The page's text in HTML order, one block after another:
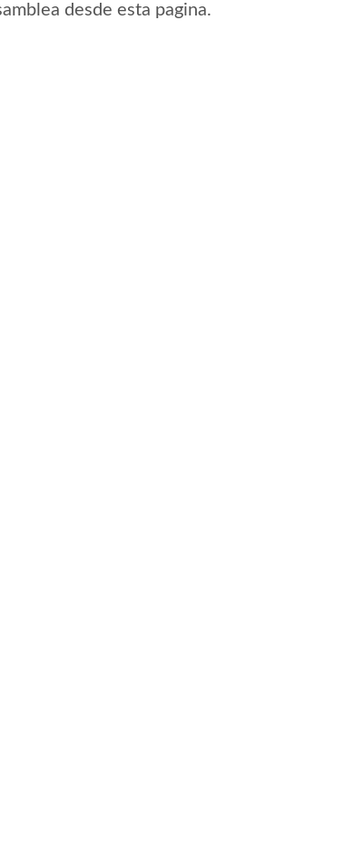
desde esta pagina.